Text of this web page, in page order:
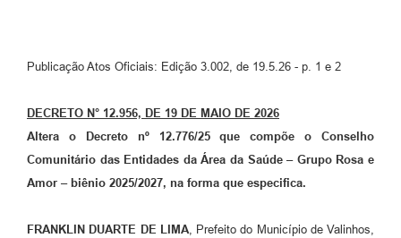
Arquivos para Download
Carta de Serviços
Turismo
Obras
Publicação Atos Oficiais: Edição 3.002, de 19.5.26 - p. 1 e 2
DECRETO N° 12.956, DE 19 DE MAIO DE 2026
Altera o Decreto nº 12.776/25 que compõe o Conselho
Comunitário das Entidades da Área da Saúde – Grupo Rosa e
Amor – biênio 2025/2027, na forma que especifica.
FRANKLIN DUARTE DE LIMA, Prefeito do Município de Valinhos,